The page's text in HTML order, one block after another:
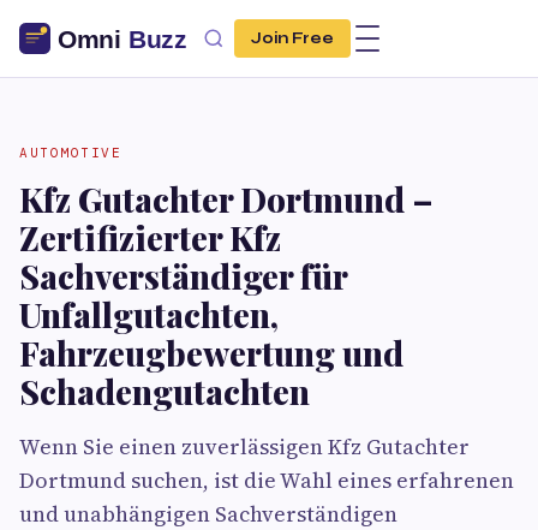
Join Free
AUTOMOTIVE
Kfz Gutachter Dortmund –
Zertifizierter Kfz
Sachverständiger für
Unfallgutachten,
Fahrzeugbewertung und
Schadengutachten
Wenn Sie einen zuverlässigen Kfz Gutachter
Dortmund suchen, ist die Wahl eines erfahrenen
und unabhängigen Sachverständigen